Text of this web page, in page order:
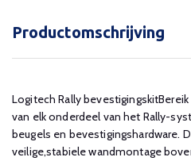
Productomschrijving
Logitech Rally
van elk onderdeel van het Rally-
beugels en bevestigingshardware.
veilige,stabiele wandmontage